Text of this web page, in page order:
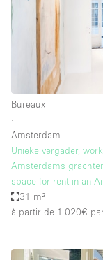
Bureaux
∙
Amsterdam
Unieke vergader,
Amsterdams
space for rent in an
31 m²
à partir de 1.020€